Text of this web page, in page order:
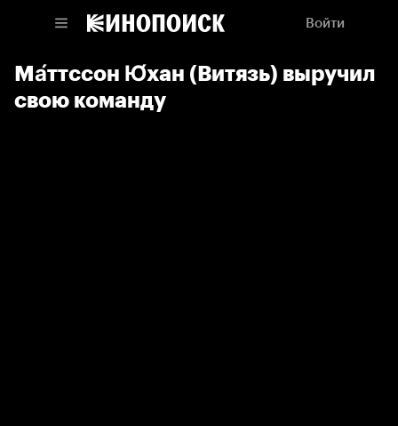
Войти
Ма́ттссон Ю́хан (Витязь) выручил
свою команду